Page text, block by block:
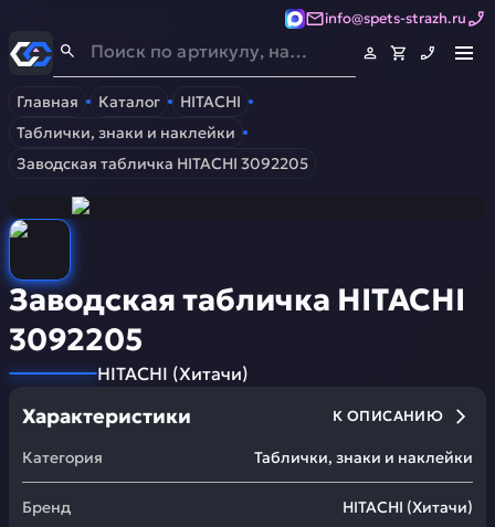
info@spets-strazh.ru
Спец-Страж- Запчасти для спецтехники
Главная Каталог
HITACHI
Таблички, знаки и наклейки
Заводская табличка HITACHI 3092205
Заводская табличка HITACHI
3092205
HITACHI (Хитачи)
Характеристики К ОПИСАНИЮ
Категория Таблички, знаки и наклейки
Бренд HITACHI (Хитачи)